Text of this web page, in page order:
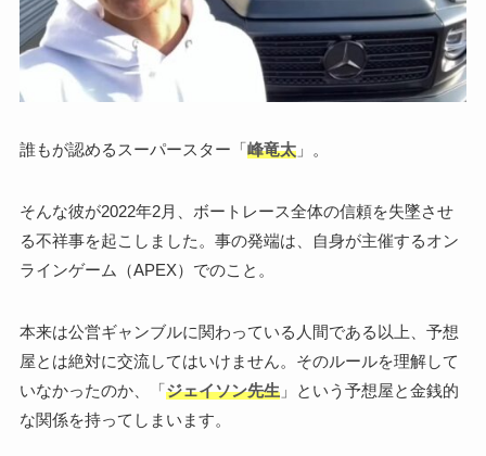
誰もが認めるスーパースター「峰竜太」。
そんな彼が2022年2月、ボートレース全体の信頼を失墜させ
る不祥事を起こしました。事の発端は、自身が主催するオン
ラインゲーム（APEX）でのこと。
本来は公営ギャンブルに関わっている人間である以上、予想
屋とは絶対に交流してはいけません。そのルールを理解して
いなかったのか、「ジェイソン先生」という予想屋と金銭的
な関係を持ってしまいます。